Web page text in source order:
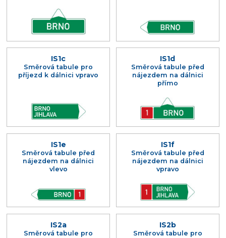
IS1c
Směrová tabule pro
příjezd k dálnici vpravo
IS1d
Směrová tabule před
nájezdem na dálnici
přímo
IS1e
Směrová tabule před
nájezdem na dálnici
vlevo
IS1f
Směrová tabule před
nájezdem na dálnici
vpravo
IS2a
Směrová tabule pro
IS2b
Směrová tabule pro